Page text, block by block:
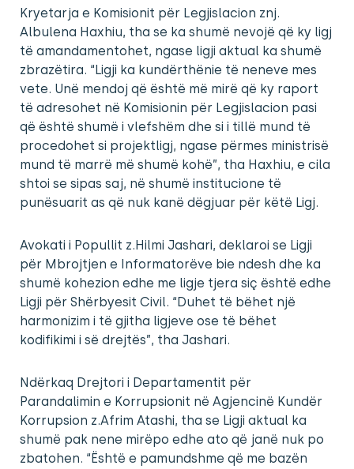
Kryetarja e Komisionit për Legjislacion znj.
Albulena Haxhiu, tha se ka shumë nevojë që ky ligj
të amandamentohet, ngase ligji aktual ka shumë
zbrazëtira. “Ligji ka kundërthënie të neneve mes
vete. Unë mendoj që është më mirë që ky raport
të adresohet në Komisionin për Legjislacion pasi
që është shumë i vlefshëm dhe si i tillë mund të
procedohet si projektligj, ngase përmes ministrisë
mund të marrë më shumë kohë”, tha Haxhiu, e cila
shtoi se sipas saj, në shumë institucione të
punësuarit as që nuk kanë dëgjuar për këtë Ligj.
Avokati i Popullit z.Hilmi Jashari, deklaroi se Ligji
për Mbrojtjen e Informatorëve bie ndesh dhe ka
shumë kohezion edhe me ligje tjera siç është edhe
Ligji për Shërbyesit Civil. “Duhet të bëhet një
harmonizim i të gjitha ligjeve ose të bëhet
kodifikimi i së drejtës”, tha Jashari.
Ndërkaq Drejtori i Departamentit për
Parandalimin e Korrupsionit në Agjencinë Kundër
Korrupsion z.Afrim Atashi, tha se Ligji aktual ka
shumë pak nene mirëpo edhe ato që janë nuk po
zbatohen. “Është e pamundshme që me bazën